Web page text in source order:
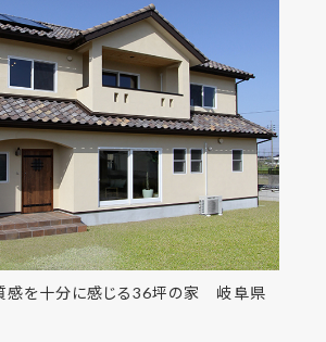
を十分に感じる36坪の家 岐阜県